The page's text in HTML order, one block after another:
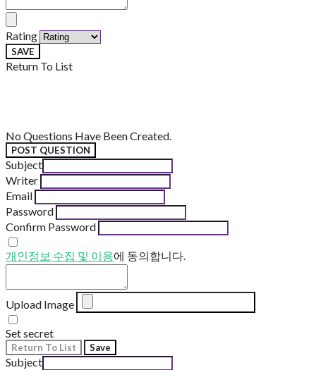
Rating
SAVE
Return To List
No Questions Have Been Created.
POST QUESTION
Subject
Writer
Email
Password
Confirm Password
개인정보 수집 및 이용에 동의합니다.
Upload Image
Set secret
Return To List Save
Subject